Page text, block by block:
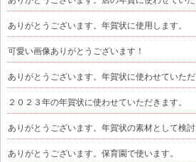
ありがとうございます。年賀状に使用します。
可愛い画像ありがとうございます！
ありがとうございます。年賀状に使わせていただ
２０２３年の年賀状に使わせていただきます。
ありがとうございます。年賀状の素材として検討
ありがとうございます。保育園で使います。